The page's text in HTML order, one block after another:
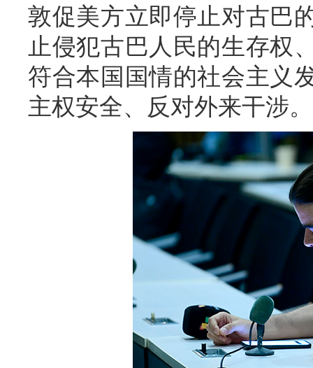
敦促美方立即停止对古巴
止侵犯古巴人民的生存权
符合本国国情的社会主义
主权安全、反对外来干涉。